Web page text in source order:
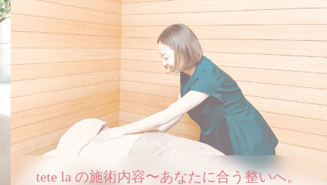
tete la の施術内容〜あなたに合う整いへ。